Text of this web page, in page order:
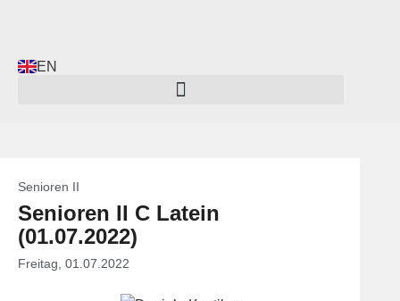
EN
Senioren II
Senioren II C Latein
(01.07.2022)
Freitag, 01.07.2022